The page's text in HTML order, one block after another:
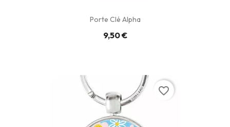
Porte Clé Alpha
9,50 €
favorite_border